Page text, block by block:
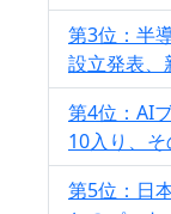
第3位：半
設立発表、
第4位：AI
10入り、
第5位：日